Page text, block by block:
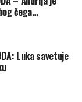
čega…
Luka savetuje